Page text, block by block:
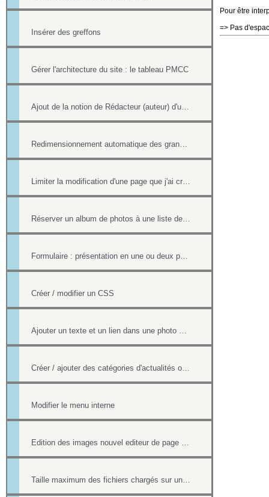
Insérer des greffons
Gérer l'architecture du site : le tableau PMCC
Ajout de la notion de Rédacteur (auteur) d'une actualité
Redimensionnement automatique des grandes images
Limiter la modification d'une page que j'ai créée si nous sommes plusieurs webmasters
Réserver un album de photos à une liste de personnes
Formulaire : présentation en une ou deux pages
Créer / modifier un CSS
Ajouter un texte et un lien dans une photo d'un album
Créer / ajouter des catégories d'actualités ou d'évènements (flux rss)
Modifier le menu interne
Edition des images nouvel editeur de page html
Taille maximum des fichiers chargés sur un site
Pour être
=> Pas